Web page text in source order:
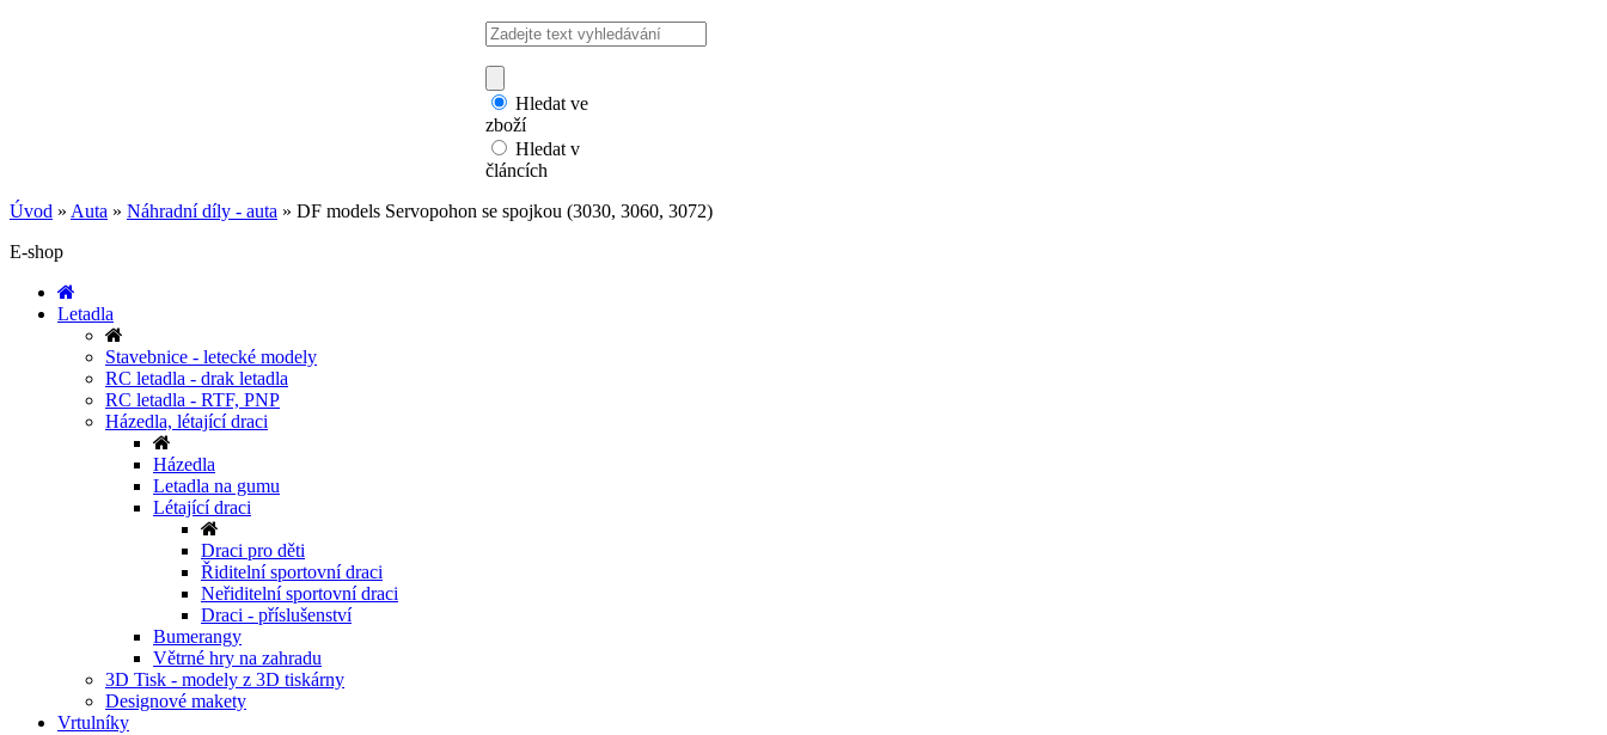
Hledat ve
zboží
Hledat v
článcích
Úvod » Auta » Náhradní díly - auta » DF models Servopohon se spojkou (3030, 3060, 3072)
E-shop
Letadla
Stavebnice - letecké modely
RC letadla - drak letadla
RC letadla - RTF, PNP
Házedla, létající draci
Házedla
Letadla na gumu
Létající draci
Draci pro děti
Řiditelní sportovní draci
Neřiditelní sportovní draci
Draci - příslušenství
Bumerangy
Větrné hry na zahradu
3D Tisk - modely z 3D tiskárny
Designové makety
Vrtulníky